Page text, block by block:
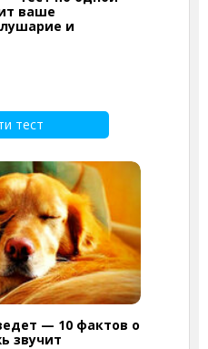
ваше
и
тест
— 10 фактов о
звучит